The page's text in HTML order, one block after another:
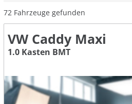
72 Fahrzeuge gefunden
VW Caddy Maxi
1.0 Kasten BMT